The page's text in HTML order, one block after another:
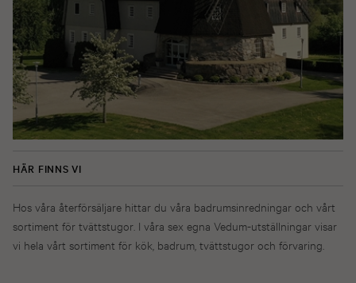
HÄR FINNS VI
Hos våra återförsäljare hittar du våra badrumsinredningar och vårt
sortiment för tvättstugor. I våra sex egna Vedum-utställningar visar
vi hela vårt sortiment för kök, badrum, tvättstugor och förvaring.